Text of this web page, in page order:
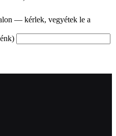
— kérlek, vegyétek le a